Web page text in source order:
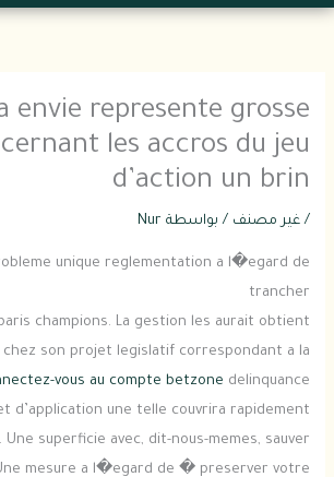
envie represente grosse
les accros du jeu
d’action un brin
/غير مصنف / بواسطة Nur
unique reglementation a l�egard de
trancher
champions. La gestion les aurait obtient
chez son projet legislatif correspondant a la
vous au compte betzone delinquance
d’application une telle couvrira rapidement
Une superficie avec, dit-nous-memes, sauver
mesure a l�egard de � preserver votre